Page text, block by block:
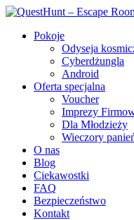
Pokoje
Odyseja
Cyberdżungla
Android
Oferta specjalna
Voucher
Imprezy
Dla Młodzieży
Wieczory
O nas
Blog
Ciekawostki
FAQ
Bezpieczeństwo
Kontakt